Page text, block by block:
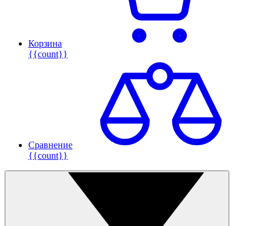
Корзина
{{count}}
Сравнение
{{count}}